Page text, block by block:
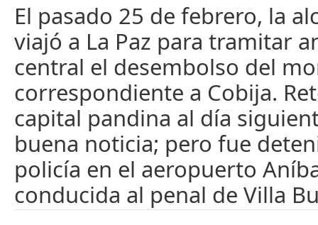
El pasado 25 de febrero, la
viajó a La Paz para tramitar
central el desembolso del
correspondiente a Cobija.
capital pandina al día
buena noticia; pero fue
policía en el aeropuerto
conducida al penal de Villa